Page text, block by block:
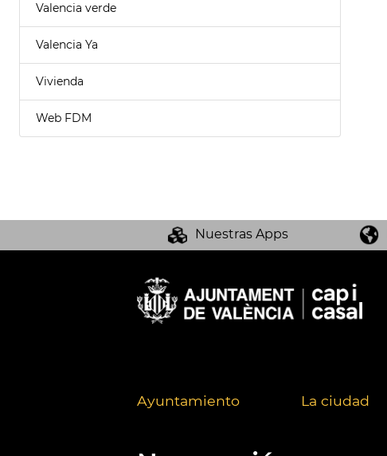
Valencia verde
Valencia Ya
Vivienda
Web FDM
Nuestras Apps
Ayuntamiento La ciudad